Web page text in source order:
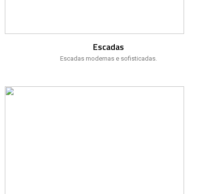
Escadas
Escadas modernas e sofisticadas.